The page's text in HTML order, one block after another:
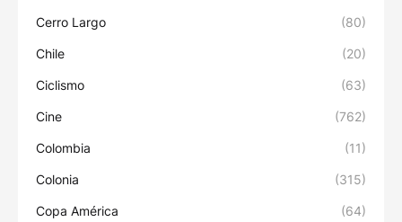
Cerro Largo (80)
Chile (20)
Ciclismo (63)
Cine (762)
Colombia (11)
Colonia (315)
Copa América (64)